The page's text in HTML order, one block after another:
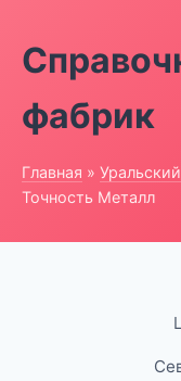
фабрик
Главная »
Точность Металл